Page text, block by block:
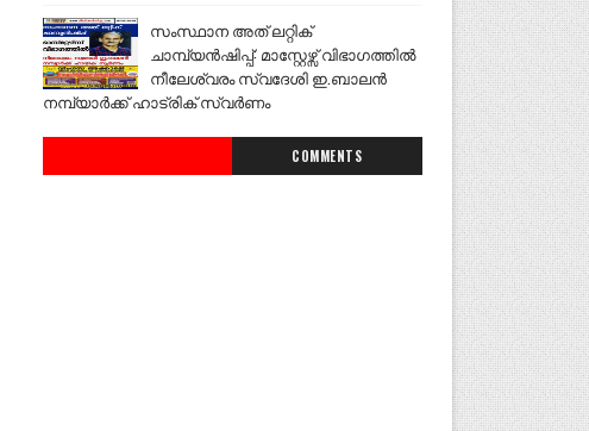
സംസ്ഥാന അത് ലറ്റിക്
ചാമ്പ്യൻഷിപ്പ്: മാസ്റ്റേഴ്സ് വിഭാഗത്തിൽ
നീലേശ്വരം സ്വദേശി ഇ.ബാലൻ
നമ്പ്യാർക്ക് ഹാട്രിക് സ്വർണം
COMMENTS